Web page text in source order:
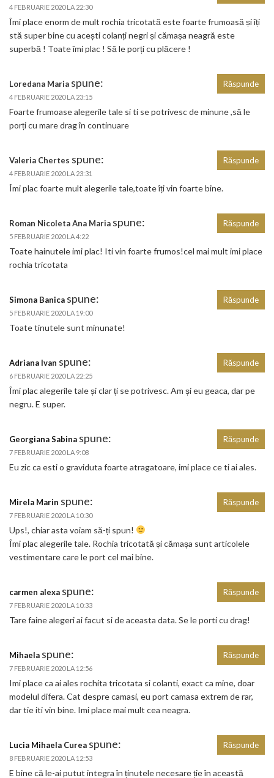
4 FEBRUARIE 2020 LA 22:30
Îmi place enorm de mult rochia tricotată este foarte frumoasă și îți
stă super bine cu acești colanți negri și cămașa neagră este
superbă ! Toate îmi plac ! Să le porți cu plăcere !
Loredana Maria spune:
4 FEBRUARIE 2020 LA 23:15
Foarte frumoase alegerile tale si ti se potrivesc de minune ,să le
porți cu mare drag în continuare
Răspunde
Valeria Chertes spune:
4 FEBRUARIE 2020 LA 23:31
Îmi plac foarte mult alegerile tale,toate îți vin foarte bine.
Răspunde
Roman Nicoleta Ana Maria spune:
5 FEBRUARIE 2020 LA 4:22
Toate hainutele imi plac! Iti vin foarte frumos!cel mai mult imi place
rochia tricotata
Răspunde
Simona Banica spune:
5 FEBRUARIE 2020 LA 19:00
Toate tinutele sunt minunate!
Răspunde
Adriana Ivan spune:
6 FEBRUARIE 2020 LA 22:25
Îmi plac alegerile tale și clar ți se potrivesc. Am și eu geaca, dar pe
negru. E super.
Răspunde
Georgiana Sabina spune:
7 FEBRUARIE 2020 LA 9:08
Eu zic ca esti o graviduta foarte atragatoare, imi place ce ti ai ales.
Răspunde
Mirela Marin spune:
7 FEBRUARIE 2020 LA 10:30
Ups!, chiar asta voiam să-ți spun!
Îmi plac alegerile tale. Rochia tricotată și cămașa sunt articolele
vestimentare care le port cel mai bine.
Răspunde
carmen alexa spune:
7 FEBRUARIE 2020 LA 10:33
Tare faine alegeri ai facut si de aceasta data. Se le porti cu drag!
Răspunde
Mihaela spune:
7 FEBRUARIE 2020 LA 12:56
Imi place ca ai ales rochita tricotata si colanti, exact ca mine, doar
modelul difera. Cat despre camasi, eu port camasa extrem de rar,
dar tie iti vin bine. Imi place mai mult cea neagra.
Răspunde
Lucia Mihaela Curea spune:
8 FEBRUARIE 2020 LA 12:53
E bine că le-ai putut integra în ținutele necesare ție în această
Răspunde